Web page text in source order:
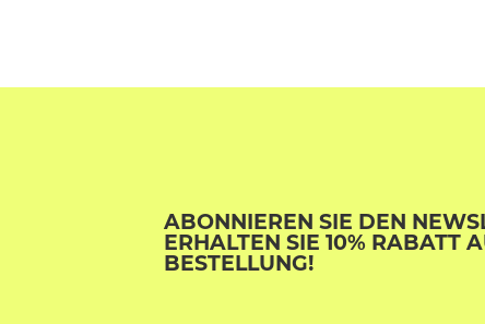
ABONNIEREN SIE DEN
ERHALTEN SIE 10% RABATT
BESTELLUNG!